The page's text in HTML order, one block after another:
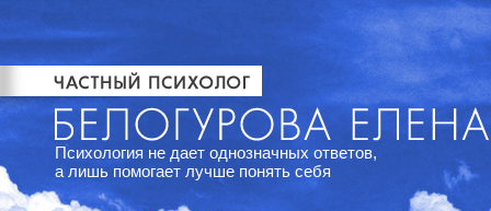
Психология не дает однозначных ответов,
а лишь помогает лучше понять себя